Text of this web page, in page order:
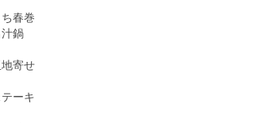
春巻
鍋
寄せ
ーキ